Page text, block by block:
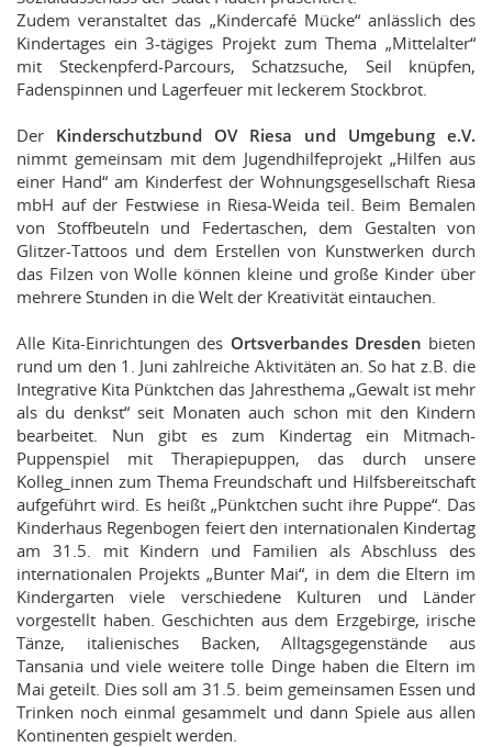
Zudem veranstaltet das „Kindercafé Mücke“ anlässlich des
Kindertages ein 3-tägiges Projekt zum Thema „Mittelalter“
mit Steckenpferd-Parcours, Schatzsuche, Seil knüpfen,
Fadenspinnen und Lagerfeuer mit leckerem Stockbrot.
Der Kinderschutzbund OV Riesa und Umgebung e.V.
nimmt gemeinsam mit dem Jugendhilfeprojekt „Hilfen aus
einer Hand“ am Kinderfest der Wohnungsgesellschaft Riesa
mbH auf der Festwiese in Riesa-Weida teil. Beim Bemalen
von Stoffbeuteln und Federtaschen, dem Gestalten von
Glitzer-Tattoos und dem Erstellen von Kunstwerken durch
das Filzen von Wolle können kleine und große Kinder über
mehrere Stunden in die Welt der Kreativität eintauchen.
Alle Kita-Einrichtungen des Ortsverbandes Dresden bieten
rund um den 1. Juni zahlreiche Aktivitäten an. So hat z.B. die
Integrative Kita Pünktchen das Jahresthema „Gewalt ist mehr
als du denkst“ seit Monaten auch schon mit den Kindern
bearbeitet. Nun gibt es zum Kindertag ein Mitmach-
Puppenspiel mit Therapiepuppen, das durch unsere
Kolleg_innen zum Thema Freundschaft und Hilfsbereitschaft
aufgeführt wird. Es heißt „Pünktchen sucht ihre Puppe“. Das
Kinderhaus Regenbogen feiert den internationalen Kindertag
am 31.5. mit Kindern und Familien als Abschluss des
internationalen Projekts „Bunter Mai“, in dem die Eltern im
Kindergarten viele verschiedene Kulturen und Länder
vorgestellt haben. Geschichten aus dem Erzgebirge, irische
Tänze, italienisches Backen, Alltagsgegenstände aus
Tansania und viele weitere tolle Dinge haben die Eltern im
Mai geteilt. Dies soll am 31.5. beim gemeinsamen Essen und
Trinken noch einmal gesammelt und dann Spiele aus allen
Kontinenten gespielt werden.